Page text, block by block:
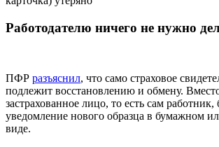
Работодателю ничего не нужно
ПФР разъяснил, что само страховое
подлежит восстановлению и обмену.
застрахованное лицо, то есть сам работник,
уведомление нового образца в бумажном
виде.